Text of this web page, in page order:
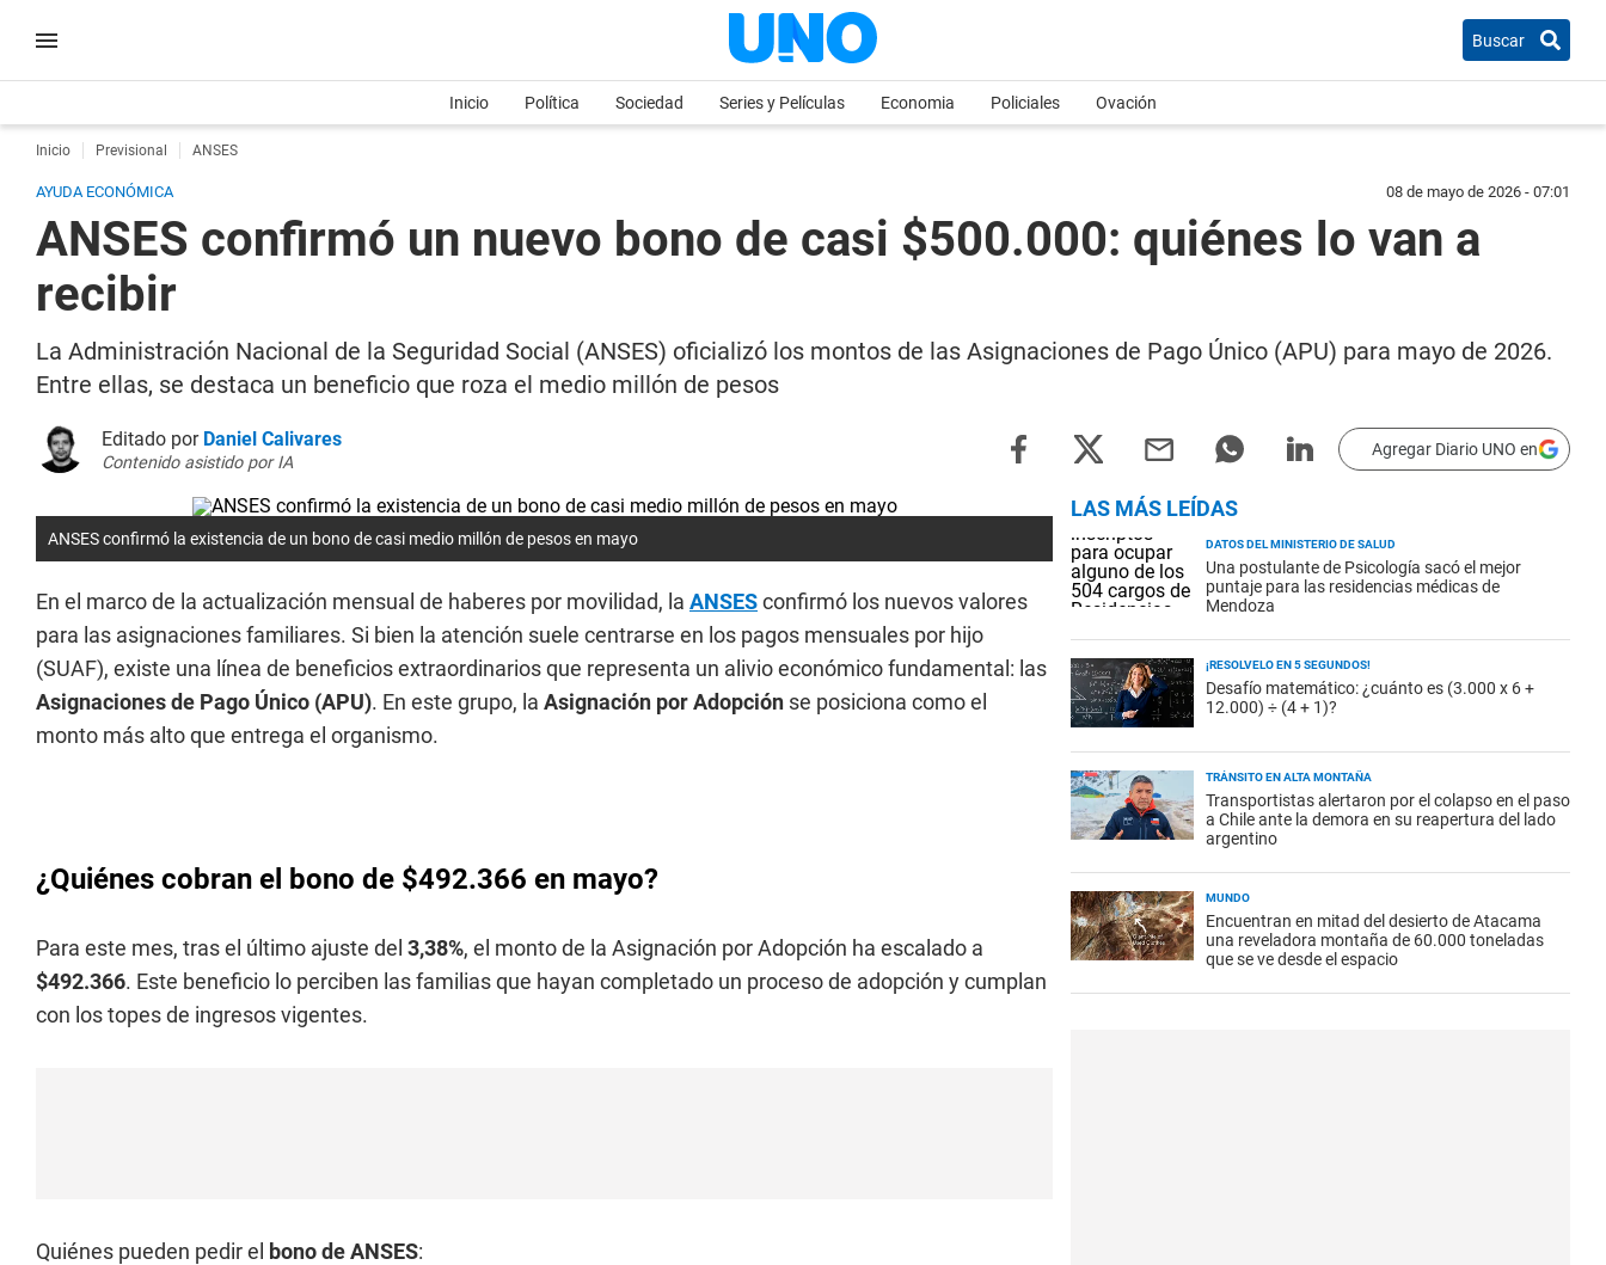
Buscar
Inicio Política Sociedad Series y Películas Economia Policiales Ovación
Inicio Previsional ANSES
AYUDA ECONÓMICA 08 de mayo de 2026 - 07:01
ANSES confirmó un nuevo bono de casi $500.000: quiénes lo van a
recibir
La Administración Nacional de la Seguridad Social (ANSES) oficializó los montos de las Asignaciones de Pago Único (APU) para mayo de 2026.
Entre ellas, se destaca un beneficio que roza el medio millón de pesos
Editado por Daniel Calivares
Contenido asistido por IA
Agregar Diario UNO en
ANSES confirmó la existencia de un bono de casi medio millón de pesos en mayo
En el marco de la actualización mensual de haberes por movilidad, la ANSESconfirmó los nuevos valores
para las asignaciones familiares. Si bien la atención suele centrarse en los pagos mensuales por hijo
(SUAF), existe una línea de beneficios extraordinarios que representa un alivio económico fundamental: las
Asignaciones de Pago Único (APU). En este grupo, la Asignación por Adopción se posiciona como el
monto más alto que entrega el organismo.
¿Quiénes cobran el bono de $492.366 en mayo?
Para este mes, tras el último ajuste del 3,38%, el monto de la Asignación por Adopción ha escalado a
$492.366. Este beneficio lo perciben las familias que hayan completado un proceso de adopción y cumplan
con los topes de ingresos vigentes.
Quiénes pueden pedir el bono de ANSES:
LAS MÁS LEÍDAS
DATOS DEL MINISTERIO DE SALUD
Una postulante de Psicología sacó el mejor
puntaje para las residencias médicas de
Mendoza
¡RESOLVELO EN 5 SEGUNDOS!
Desafío matemático: ¿cuánto es (3.000 x 6 +
12.000) ÷ (4 + 1)?
TRÁNSITO EN ALTA MONTAÑA
Transportistas alertaron por el colapso en el paso
a Chile ante la demora en su reapertura del lado
argentino
MUNDO
Encuentran en mitad del desierto de Atacama
una reveladora montaña de 60.000 toneladas
que se ve desde el espacio